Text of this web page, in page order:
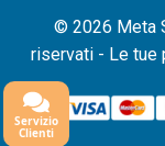
© 2026 Meta
riservati - Le tue
Servizio
Clienti